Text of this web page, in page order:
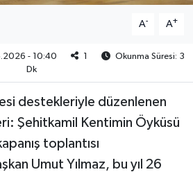
A- A+
- 10:40 1
Okunma Süresi: 3
Dk
destekleriyle düzenlenen
Şehitkamil Kentimin Öyküsü
toplantısı
Umut Yılmaz, bu yıl 26